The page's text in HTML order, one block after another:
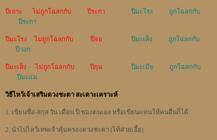
ปีเถาะ ไม่ถูกโฉลกกับ ปีระกา
ปีมะโรง ถูกโฉลกกับ
ปีระกา
ปีมะโรง ไม่ถูกโฉลกกับ ปีจอ
ปีมะเส็ง ถูกโฉลกกับ
ปีวอก
ปีมะเส็ง ไม่ถูกโฉลกกับ ปีกุน
ปีมะเมีย ถูกโฉลกกับ
ปีมะแม
วิธีไหว้เจ้าเสริมดวงชะตา สะเดาะเคราะห์
1. เขียนชื่อ-สกุล วัน เดือน ปี ของตนเอง หรือเขียนแทนให้คนอื่นก็ได้
2. นำไปไหว้เทพเจ้าคุ้มครองดวงชะตา (ไท้ส่วยเอี้ย)